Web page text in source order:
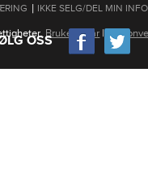
| IKKE SELG/DEL MIN
Brukervilkår |
OSS